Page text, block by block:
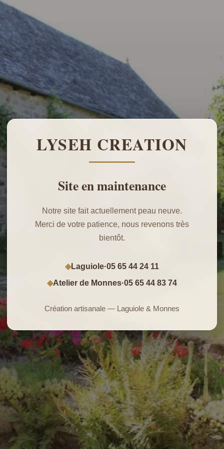
LYSEH CREATION
Site en maintenance
Notre site fait actuellement peau neuve.
Merci de votre patience, nous revenons très
bientôt.
◆Laguiole·05 65 44 24 11
◆Atelier de Monnes·05 65 44 83 74
Création artisanale — Laguiole & Monnes